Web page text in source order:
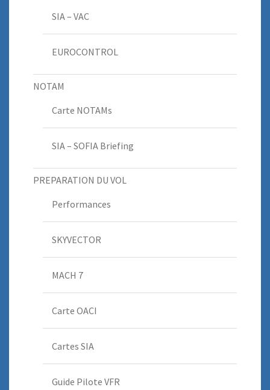
SIA – VAC
EUROCONTROL
NOTAM
Carte NOTAMs
SIA – SOFIA Briefing
PREPARATION DU VOL
Performances
SKYVECTOR
MACH 7
Carte OACI
Cartes SIA
Guide Pilote VFR